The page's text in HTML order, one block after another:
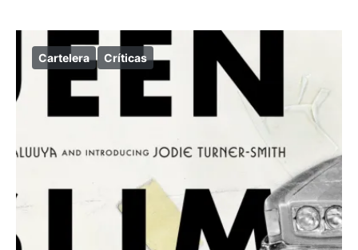
Cartelera Críticas